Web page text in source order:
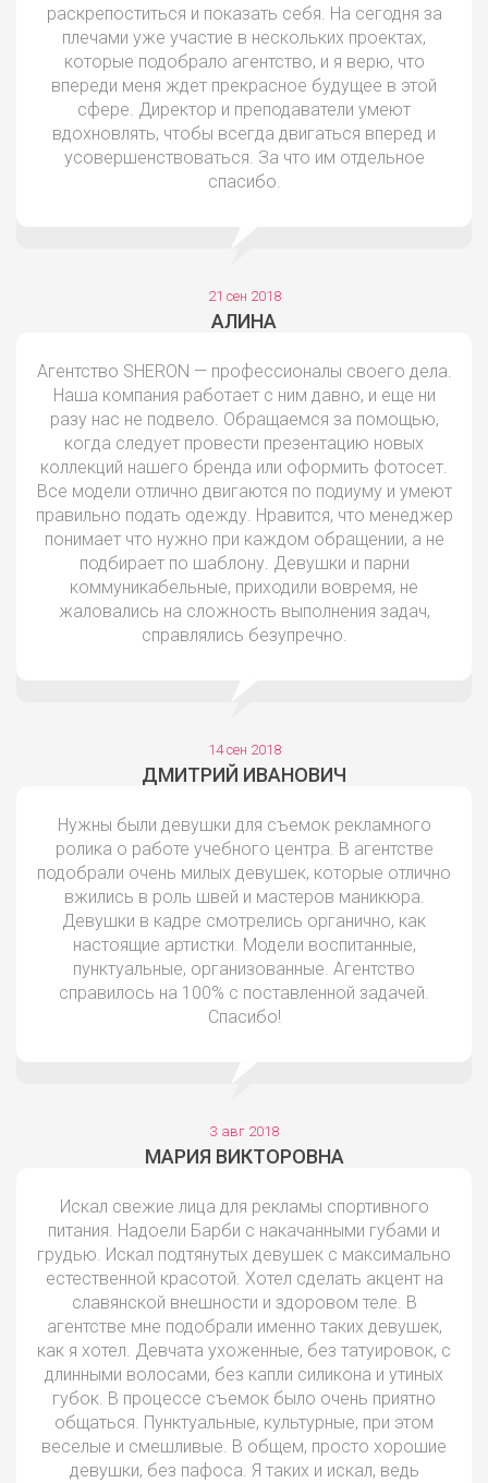
раскрепоститься и показать себя. На сегодня за
плечами уже участие в нескольких проектах,
которые подобрало агентство, и я верю, что
впереди меня ждет прекрасное будущее в этой
сфере. Директор и преподаватели умеют
вдохновлять, чтобы всегда двигаться вперед и
усовершенствоваться. За что им отдельное
спасибо.
21 сен 2018
АЛИНА
Агентство SHERON — профессионалы своего дела.
Наша компания работает с ним давно, и еще ни
разу нас не подвело. Обращаемся за помощью,
когда следует провести презентацию новых
коллекций нашего бренда или оформить фотосет.
Все модели отлично двигаются по подиуму и умеют
правильно подать одежду. Нравится, что менеджер
понимает что нужно при каждом обращении, а не
подбирает по шаблону. Девушки и парни
коммуникабельные, приходили вовремя, не
жаловались на сложность выполнения задач,
справлялись безупречно.
14 сен 2018
ДМИТРИЙ ИВАНОВИЧ
Нужны были девушки для съемок рекламного
ролика о работе учебного центра. В агентстве
подобрали очень милых девушек, которые отлично
вжились в роль швей и мастеров маникюра.
Девушки в кадре смотрелись органично, как
настоящие артистки. Модели воспитанные,
пунктуальные, организованные. Агентство
справилось на 100% с поставленной задачей.
Спасибо!
3 авг 2018
МАРИЯ ВИКТОРОВНА
Искал свежие лица для рекламы спортивного
питания. Надоели Барби с накачанными губами и
грудью. Искал подтянутых девушек с максимально
естественной красотой. Хотел сделать акцент на
славянской внешности и здоровом теле. В
агентстве мне подобрали именно таких девушек,
как я хотел. Девчата ухоженные, без татуировок, с
длинными волосами, без капли силикона и утиных
губок. В процессе съемок было очень приятно
общаться. Пунктуальные, культурные, при этом
веселые и смешливые. В общем, просто хорошие
девушки, без пафоса. Я таких и искал, ведь